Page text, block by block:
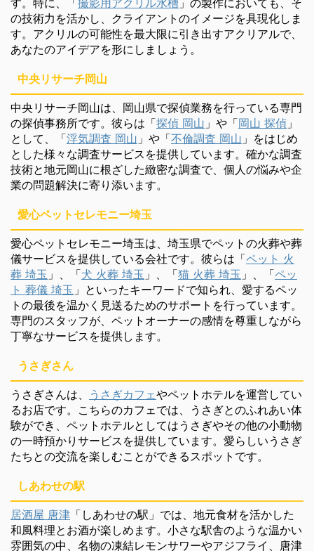
の技術力を活かし、クライアントのイメージを具現化しま
す。アクリルの可能性を最大限に引き出すアクリアルで、
あなたのアイデアを形にしましょう。
中央リサーチ岡山
中央リサーチ岡山は、岡山県で探偵業務を行っている専門
の探偵事務所です。彼らは「探偵 岡山 」や「岡山 探偵 」
として、「浮気調査 岡山 」や「不倫調査 岡山 」をはじめ
とした様々な調査サービスを提供しています。確かな調査
技術と地元岡山に根ざした緻密な調査で、個人の悩みや企
業の問題解決に寄り添います。
愛心ペットセレモニー埼玉
愛心ペットセレモニー埼玉は、埼玉県でペットの火葬や葬
儀サービスを提供している会社です。彼らは「ペット 火
葬 埼玉 」、「犬 火葬 埼玉 」、「猫 火葬 埼玉 」、「ペッ
ト 葬儀 埼玉 」といったキーワードで知られ、愛するペッ
トの最後を温かく見送るためのサポートを行っています。
専門のスタッフが、ペットオーナーの感情を尊重しながら
丁寧なサービスを提供します。
うさぎさん
うさぎさんは、 うさぎカフェやペットホテルを運営してい
るお店です。こちらのカフェでは、うさぎとのふれあい体
験ができ、ペットホテルとしてはうさぎやその他の小動物
の一時預かりサービスを提供しています。愛らしいうさぎ
たちとの交流を楽しむことができるスポットです。
しあわせの駅
居酒屋 唐津 「しあわせの駅」では、地元食材を活かした
和風料理とお酒が楽しめます。小さな駅舎のような温かい
雰囲気の中、名物の凍結レモンサワーやアジフライ、唐津